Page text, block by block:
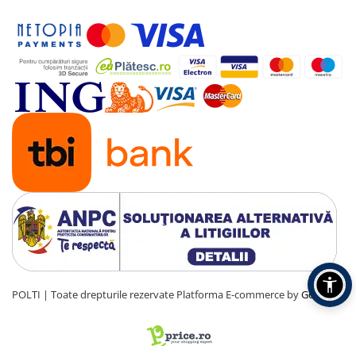
POLTI | Toate drepturile rezervate Platforma E-commerce byGomag